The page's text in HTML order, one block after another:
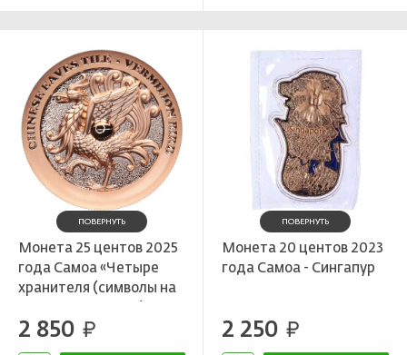
ПОВЕРНУТЬ
Монета 25 центов 2025
года Самоа «Четыре
хранителя (символы на
Красная птица Юга»
2 850 руб.
ПОВЕРНУТЬ
Монета 20 центов 2023
года Самоа - Сингапур
2 250 руб.